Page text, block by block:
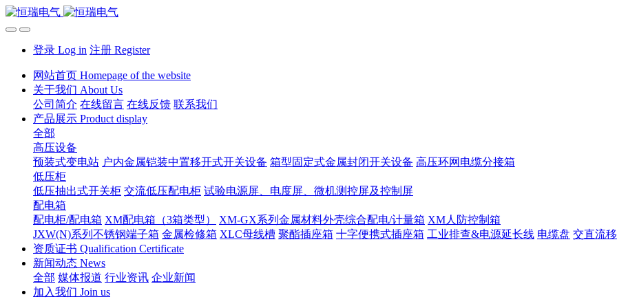
登录 Log in 注册 Register
网站首页 Homepage of the website
关于我们 About Us
公司简介 在线留言 在线反馈 联系我们
产品展示 Product display
全部
高压设备
预装式变电站 户内金属铠装中置移开式开关设备 箱型固定式金属封闭开关设备 高压环网电缆分接箱
低压柜
低压抽出式开关柜 交流低压配电柜 试验电源屏、电度屏、微机测控屏及控制屏
配电箱
配电柜/配电箱 XM配电箱（3箱类型） XM-GX系列金属材料外壳综合配电/计量箱 XM人防控制箱
JXW(N)系列不锈钢端子箱 金属检修箱 XLC母线槽 聚酯插座箱 十字便携式插座箱 工业排查&电源延长线 电缆盘 交直流
资质证书 Qualification Certificate
新闻动态 News
全部 媒体报道 行业资讯 企业新闻
加入我们 Join us